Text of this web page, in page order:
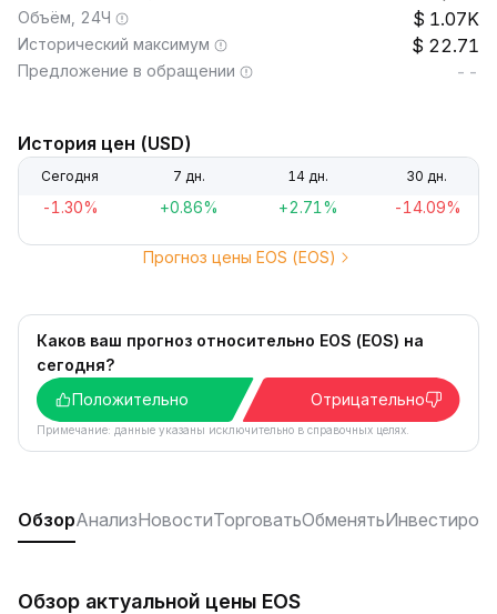
Объём, 24Ч 1.07K
Исторический максимум 22.71
Предложение в обращении --
История цен (USD)
Сегодня 7 дн. 14 дн. 30 дн.
-1.30% +0.86% +2.71% -14.09%
Прогноз цены EOS (EOS)
Каков ваш прогноз относительно EOS (EOS) на
сегодня?
Положительно
Отрицательно
Примечание: данные указаны исключительно в справочных целях.
ОбзорАнализНовостиТорговатьОбменять
Обзор актуальной цены EOS